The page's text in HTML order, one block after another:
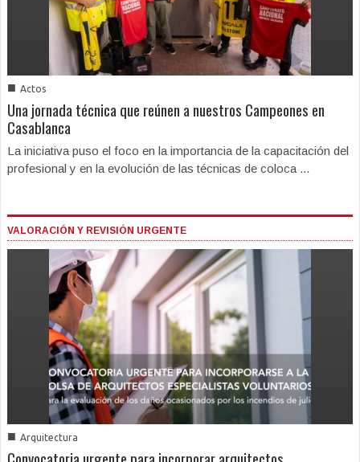
■ Actos
Una jornada técnica que reúnen a nuestros Campeones en
Casablanca
La iniciativa puso el foco en la importancia de la capacitación del
profesional y en la evolución de las técnicas de coloca ...
VALORACIÓN Y REVISIÓN URGENTE
■ Arquitectura